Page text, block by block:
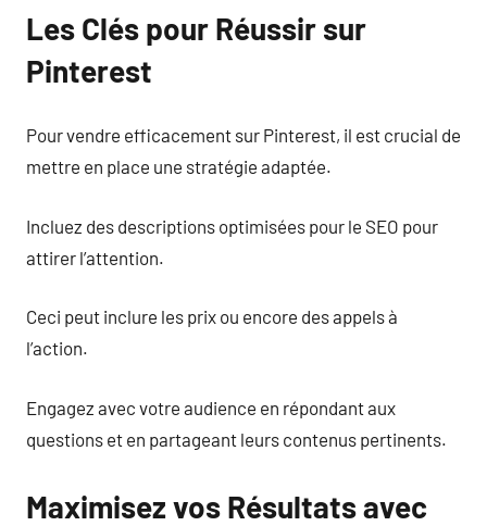
Les Clés pour Réussir sur
Pinterest
Pour vendre efficacement sur Pinterest, il est crucial de
mettre en place une stratégie adaptée.
Incluez des descriptions optimisées pour le SEO pour
attirer l’attention.
Ceci peut inclure les prix ou encore des appels à
l’action.
Engagez avec votre audience en répondant aux
questions et en partageant leurs contenus pertinents.
Maximisez vos Résultats avec